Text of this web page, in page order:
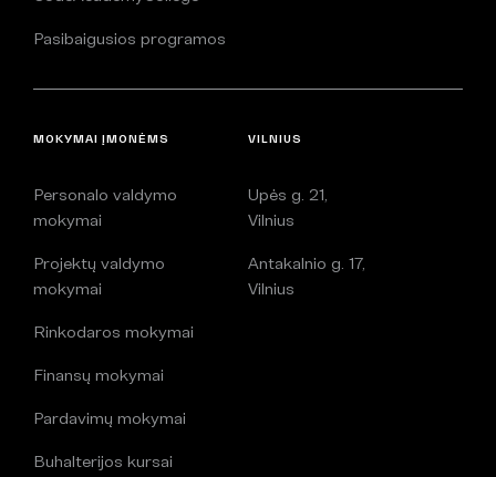
Pasibaigusios programos
MOKYMAI ĮMONĖMS
Personalo valdymo
mokymai
Projektų valdymo
mokymai
Rinkodaros mokymai
Finansų mokymai
Pardavimų mokymai
Buhalterijos kursai
VILNIUS
Upės g. 21,
Vilnius
Antakalnio g. 17,
Vilnius